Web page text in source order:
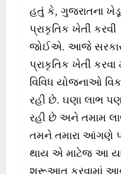
હતું કે, ગુજરાતના
પ્રાકૃતિક ખેતી કરવી
જોઈએ. આજે
પ્રાકૃતિક ખેતી કરવા
વિવિધ યોજનાઓ
રહી છે. ઘણા લાભ
રહી છે અને તમામ
તમને તમારા આંગણે
થાય એ માટેજ આ
શરૂઆત કરવામાં